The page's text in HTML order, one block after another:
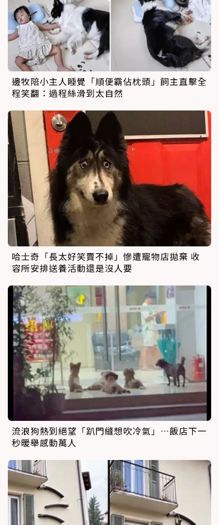
邊牧陪小主人睡覺「順便霸佔枕頭」飼主直擊全
程笑翻：過程絲滑到太自然
哈士奇「長太好笑賣不掉」慘遭寵物店拋棄 收
容所安排送養活動還是沒人要
流浪狗熱到絕望「趴門縫想吹冷氣」…飯店下一
秒暖舉感動萬人